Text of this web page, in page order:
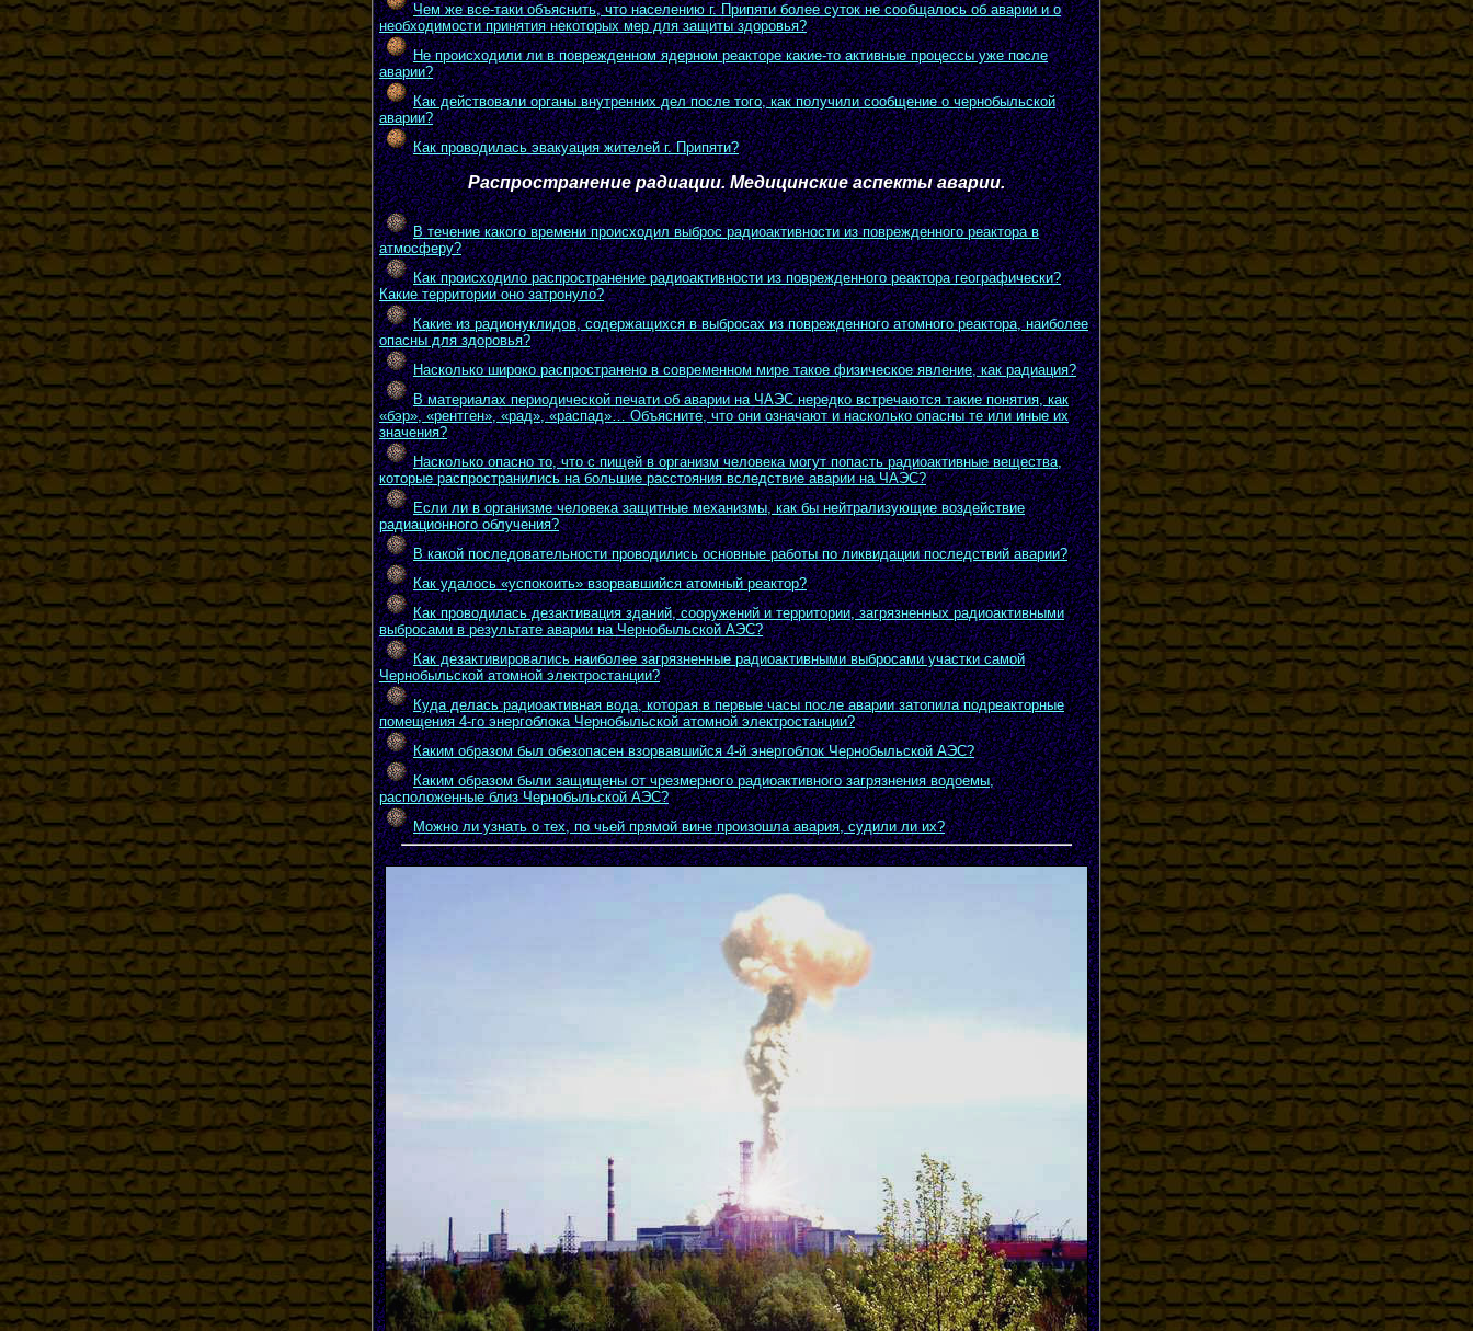
Чем же все-таки объяснить, что населению г. Припяти более суток не сообщалось об аварии и о
необходимости принятия некоторых мер для защиты здоровья?
Не происходили ли в поврежденном ядерном реакторе какие-то активные процессы уже после
аварии?
Как действовали органы внутренних дел после того, как получили сообщение о чернобыльской
аварии?
Как проводилась эвакуация жителей г. Припяти?
Распространение радиации. Медицинские аспекты аварии.
В течение какого времени происходил выброс радиоактивности из поврежденного реактора в
атмосферу?
Как происходило распространение радиоактивности из поврежденного реактора географически?
Какие территории оно затронуло?
Какие из радионуклидов, содержащихся в выбросах из поврежденного атомного реактора, наиболее
опасны для здоровья?
Насколько широко распространено в современном мире такое физическое явление, как радиация?
В материалах периодической печати об аварии на ЧАЭС нередко встречаются такие понятия, как
«бэр», «рентген», «рад», «распад»… Объясните, что они означают и насколько опасны те или иные их
значения?
Насколько опасно то, что с пищей в организм человека могут попасть радиоактивные вещества,
которые распространились на большие расстояния вследствие аварии на ЧАЭС?
Если ли в организме человека защитные механизмы, как бы нейтрализующие воздействие
радиационного облучения?
В какой последовательности проводились основные работы по ликвидации последствий аварии?
Как удалось «успокоить» взорвавшийся атомный реактор?
Как проводилась дезактивация зданий, сооружений и территории, загрязненных радиоактивными
выбросами в результате аварии на Чернобыльской АЭС?
Как дезактивировались наиболее загрязненные радиоактивными выбросами участки самой
Чернобыльской атомной электростанции?
Куда делась радиоактивная вода, которая в первые часы после аварии затопила подреакторные
помещения 4-го энергоблока Чернобыльской атомной электростанции?
Каким образом был обезопасен взорвавшийся 4-й энергоблок Чернобыльской АЭС?
Каким образом были защищены от чрезмерного радиоактивного загрязнения водоемы,
расположенные близ Чернобыльской АЭС?
Можно ли узнать о тех, по чьей прямой вине произошла авария, судили ли их?